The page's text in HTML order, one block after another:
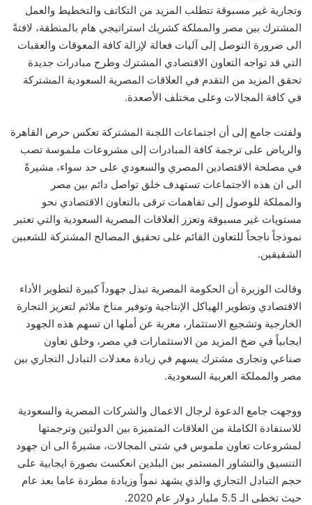
وتجارية غير مسبوقة تتطلب المزيد من التكاتف والتخطيط والعمل
المشترك بين مصر والمملكة كشريك استراتيجي هام بالمنطقة، لافتةً
الى ضرورة التوصل إلى آليات فعالة لإزالة كافة المعوقات والعقبات
التي قد تواجه التعاون الاقتصادي المشترك وطرح مبادرات جديدة
تحقق المزيد من التقدم في العلاقات المصرية السعودية المشتركة
في كافة المجالات وعلى مختلف الأصعدة.
ولفتت جامع إلى أن اجتماعات اللجنة المشتركة تعكس حرص القاهرة
والرياض على ترجمة كافة المبادرات إلى مشروعات ملموسة تصب
في مصلحة الاقتصادين المصري والسعودي على حد سواء، مشيرةً
الى ان هذه الاجتماعات تستهدف خلق تواصل دائم بين مصر
والمملكة للوصول إلى تفاهمات ترقى بالتعاون الاقتصادي نحو
مستويات غير مسبوقة وتعزز العلاقات المصرية السعودية والتي تعتبر
نموذجاً ناجحاً للتعاون القائم على تحقيق المصالح المشتركة للشعبين
الشقيقين.
وقالت الوزيرة أن الحكومة المصرية تبذل جهوداً كبيرة لتطوير الأداء
الاقتصادي وتطوير الهياكل الإنتاجية وتوفير مناخ ملائم لتعزيز التجارة
الخارجية وتشجيع الاستثمار، معربة عن أملها ان تسهم هذه الجهود
ايجابياً في ضخ المزيد من الاستثمارات في مصر، وخلق تعاون
صناعي وتجارى مشترك يسهم في زيادة معدلات التبادل التجاري بين
مصر والمملكة العربية السعودية.
ووجهت جامع الدعوة لرجال الاعمال والشركات المصرية والسعودية
للاستفادة الكاملة من العلاقات المتميزة بين الدولتين وترجمتها
لمشروعات تعاون ملموس في شتى المجالات، مشيرةً الى ان جهود
التنسيق والتشاور المستمر بين البلدين انعكست بصورة ايجابية على
حجم التبادل التجاري والذي يشهد نمواً وزيادة مطردة عاما بعد عام
حيث تخطى الـ 5.5 مليار دولار عام 2020.